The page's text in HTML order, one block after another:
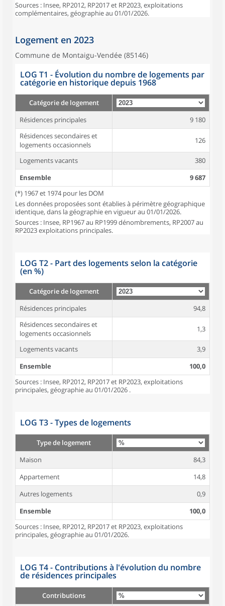
Sources : Insee, RP2012, RP2017 et RP2023, exploitations
complémentaires, géographie au 01/01/2026.
Logement en 2023
Commune de Montaigu-Vendée (85146)
LOG T1 - Évolution du nombre de logements par
catégorie en historique depuis 1968
Catégorie de logement
Résidences principales
9 180
Résidences secondaires et
logements occasionnels
126
Logements vacants
380
Ensemble
9 687
(*) 1967 et 1974 pour les DOM
Les données proposées sont établies à périmètre géographique
identique, dans la géographie en vigueur au 01/01/2026.
Sources : Insee, RP1967 au RP1999 dénombrements, RP2007 au
RP2023 exploitations principales.
LOG T2 - Part des logements selon la catégorie
(en %)
Catégorie de logement
Résidences principales
94,8
Résidences secondaires et
logements occasionnels
1,3
Logements vacants
3,9
Ensemble
100,0
Sources : Insee, RP2012, RP2017 et RP2023, exploitations
principales, géographie au 01/01/2026 .
LOG T3 - Types de logements
Type de logement
Maison
84,3
Appartement
14,8
Autres logements
0,9
Ensemble
100,0
Sources : Insee, RP2012, RP2017 et RP2023, exploitations
principales, géographie au 01/01/2026.
LOG T4 - Contributions à l'évolution du nombre
de résidences principales
Contributions